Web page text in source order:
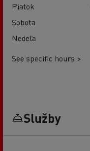
Piatok
Sobota
Nedeľa
See specific hours >
Služby